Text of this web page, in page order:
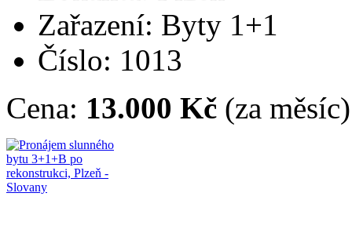
Zařazení: Byty 1+1
Číslo: 1013
Cena: 13.000 Kč (za měsíc)